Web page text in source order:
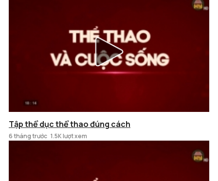
Tập thể dục thể thao đúng cách
6 tháng trước 1.5K lượt xem